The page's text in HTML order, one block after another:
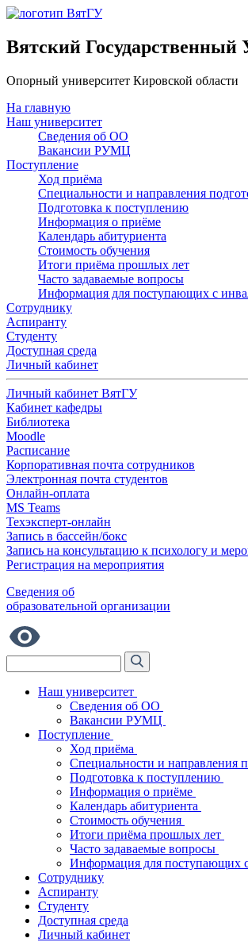
Вятский Государственный
Опорный университет Кировской области
На главную
Наш университет
Сведения об ОО
Вакансии РУМЦ
Поступление
Ход приёма
Специальности и направления
Подготовка к поступлению
Информация о приёме
Календарь абитуриента
Стоимость обучения
Итоги приёма прошлых лет
Часто задаваемые вопросы
Информация для поступающих с
Сотруднику
Аспиранту
Студенту
Доступная среда
Личный кабинет
Личный кабинет ВятГУ
Кабинет кафедры
Библиотека
Moodle
Расписание
Корпоративная почта сотрудников
Электронная почта студентов
Онлайн-оплата
MS Teams
Техэксперт-онлайн
Запись в бассейн/бокс
Запись на консультацию к психологу и
Регистрация на мероприятия
Сведения об
образовательной организации
Наш университет
Сведения об ОО
Вакансии РУМЦ
Поступление
Ход приёма
Специальности и направления
Подготовка к поступлению
Информация о приёме
Календарь абитуриента
Стоимость обучения
Итоги приёма прошлых лет
Часто задаваемые вопросы
Информация для поступающих
Сотруднику
Аспиранту
Студенту
Доступная среда
Личный кабинет